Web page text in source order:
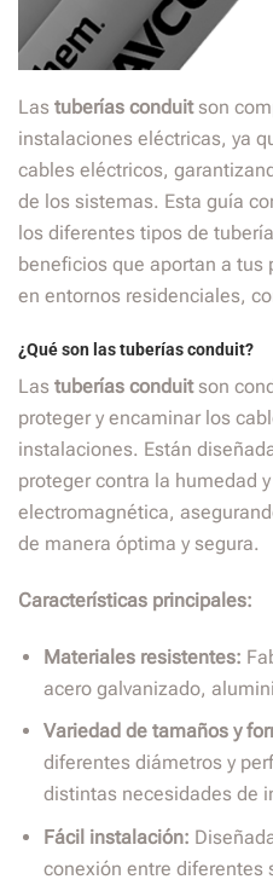
Las tuberías conduitson
instalaciones eléctricas, ya
cables eléctricos,
de los sistemas. Esta guía
los diferentes tipos de
beneficios que aportan a tus
en entornos residenciales,
¿Qué son las tuberías conduit?
Las tuberías conduitson
proteger y encaminar los
instalaciones. Están
proteger contra la humedad
electromagnética,
de manera óptima y segura.
Características principales:
Materiales resistentes:
acero galvanizado,
Variedad de tamaños y
diferentes diámetros y
distintas necesidades de
Fácil instalación:
conexión entre diferentes